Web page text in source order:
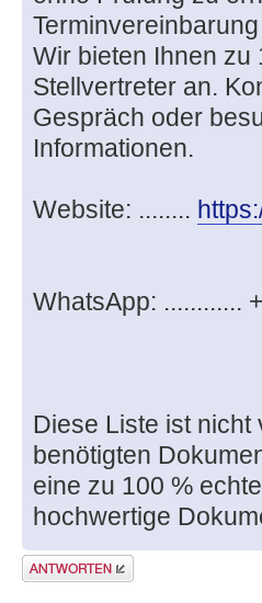
Wir bieten Ihnen zu
Stellvertreter an.
Gespräch oder
Informationen.
Website: ........
WhatsApp: ............
Diese Liste ist
benötigten
eine zu 100 %
hochwertige
Antwort erstellen